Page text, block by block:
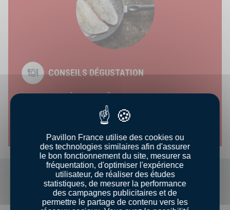
CONSEILS DÉGUSTATION
Pavillon France utilise des cookies ou
des technologies similaires afin d'assurer
le bon fonctionnement du site, mesurer sa
fréquentation, d'optimiser l'expérience
utilisateur, de réaliser des études
statistiques, de mesurer la performance
des campagnes publicitaires et de
permettre le partage de contenu vers les